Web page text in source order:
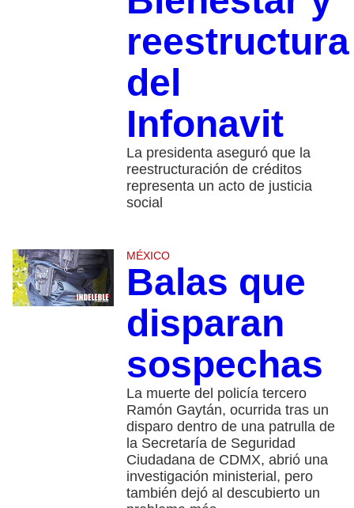
reestructura
del
Infonavit
La presidenta aseguró que la
reestructuración de créditos
representa un acto de justicia
social
MÉXICO
Balas que
disparan
sospechas
La muerte del policía tercero
Ramón Gaytán, ocurrida tras un
disparo dentro de una patrulla de
la Secretaría de Seguridad
Ciudadana de CDMX, abrió una
investigación ministerial, pero
también dejó al descubierto un